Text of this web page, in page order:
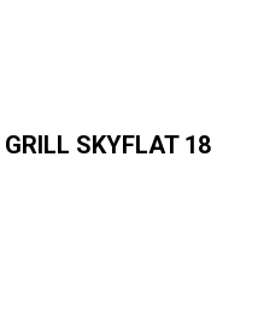
SKYFLAT 18